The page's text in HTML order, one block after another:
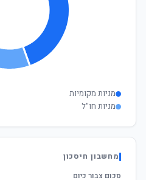
מניות מקומיות
מניות חו"ל
מחשבון חיסכון
סכום צבור כיום